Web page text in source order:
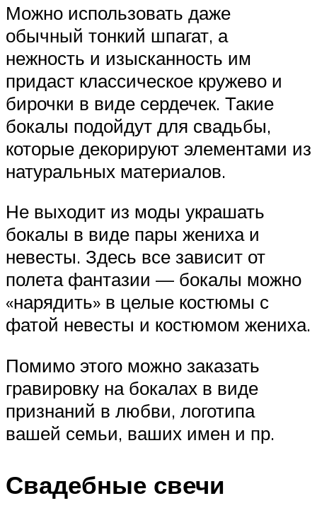
Можно использовать даже
обычный тонкий шпагат, а
нежность и изысканность им
придаст классическое кружево и
бирочки в виде сердечек. Такие
бокалы подойдут для свадьбы,
которые декорируют элементами из
натуральных материалов.
Не выходит из моды украшать
бокалы в виде пары жениха и
невесты. Здесь все зависит от
полета фантазии — бокалы можно
«нарядить» в целые костюмы с
фатой невесты и костюмом жениха.
Помимо этого можно заказать
гравировку на бокалах в виде
признаний в любви, логотипа
вашей семьи, ваших имен и пр.
Свадебные свечи